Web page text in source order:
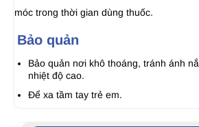
móc trong thời gian dùng thuốc.
Bảo quản
Bảo quản nơi khô thoáng, tránh ánh
nhiệt độ cao.
Để xa tầm tay trẻ em.